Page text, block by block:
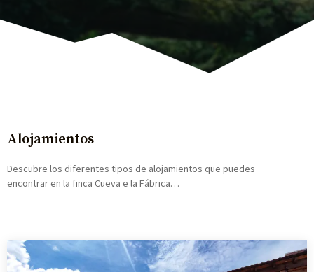
Alojamientos
Descubre los diferentes tipos de alojamientos que puedes
encontrar en la finca Cueva e la Fábrica…